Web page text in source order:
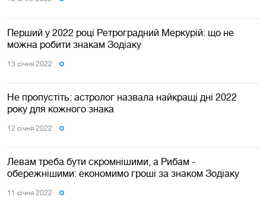
Перший у 2022 році Ретроградний Меркурій: що не
можна робити знакам Зодіаку
13 сiчня 2022
Не пропустіть: астролог назвала найкращі дні 2022
року для кожного знака
12 сiчня 2022
Левам треба бути скромнішими, а Рибам -
обережнішими: економимо гроші за знаком Зодіаку
11 сiчня 2022